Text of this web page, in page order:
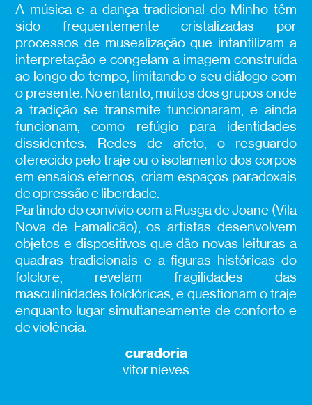
A música e a dança tradicional do Minho têm
sido frequentemente cristalizadas por
processos de musealização que infantilizam a
interpretação e congelam a imagem construída
ao longo do tempo, limitando o seu diálogo com
o presente. No entanto, muitos dos grupos onde
a tradição se transmite funcionaram, e ainda
funcionam, como refúgio para identidades
dissidentes. Redes de afeto, o resguardo
oferecido pelo traje ou o isolamento dos corpos
em ensaios eternos, criam espaços paradoxais
de opressão e liberdade.
Partindo do convívio com a Rusga de Joane (Vila
Nova de Famalicão), os artistas desenvolvem
objetos e dispositivos que dão novas leituras a
quadras tradicionais e a figuras históricas do
folclore, revelam fragilidades das
masculinidades folclóricas, e questionam o traje
enquanto lugar simultaneamente de conforto e
de violência.
curadoria
vítor nieves